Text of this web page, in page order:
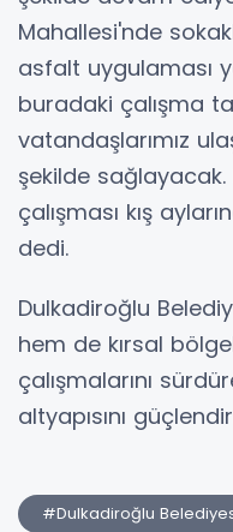
Mahallesi'nde
asfalt uygulaması
buradaki çalışma
vatandaşlarımız
şekilde
çalışması kış
dedi.
Dulkadiroğlu
hem de kırsal
çalışmalarını
altyapısını
#Dulkadiroğlu